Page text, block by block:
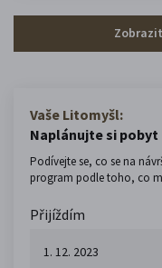
Vaše Litomyšl:
Naplánujte si pobyt
Podívejte se, co se na
program podle toho, co
Přijíždím